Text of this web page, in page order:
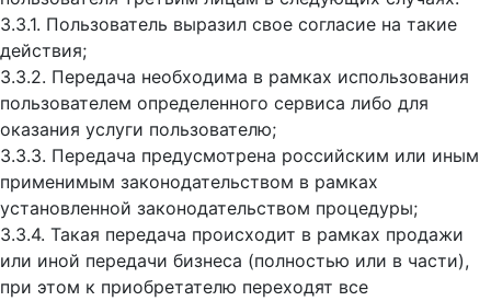
3.3.1. Пользователь выразил свое согласие на такие
действия;
3.3.2. Передача необходима в рамках использования
пользователем определенного сервиса либо для
оказания услуги пользователю;
3.3.3. Передача предусмотрена российским или иным
применимым законодательством в рамках
установленной законодательством процедуры;
3.3.4. Такая передача происходит в рамках продажи
или иной передачи бизнеса (полностью или в части),
при этом к приобретателю переходят все